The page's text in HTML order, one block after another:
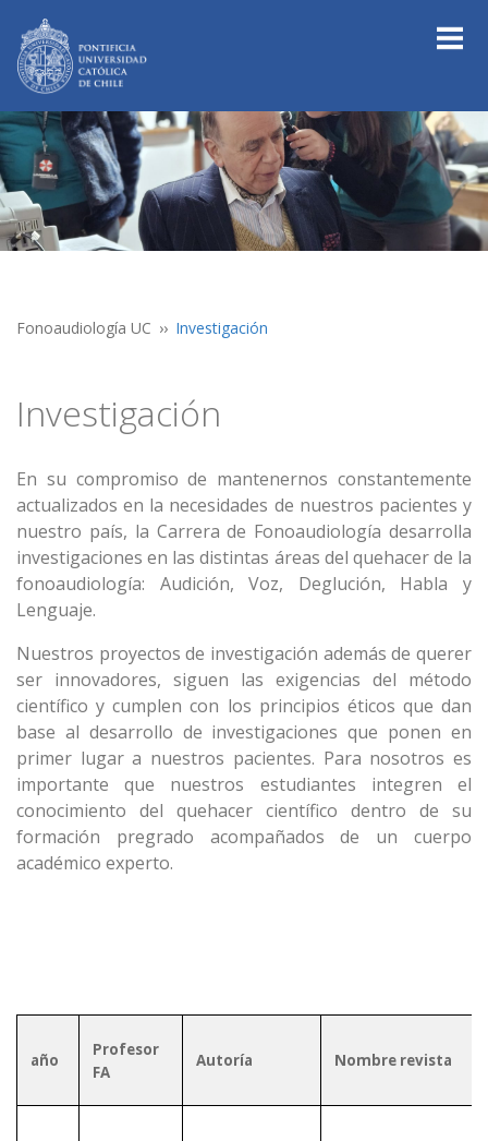
Fonoaudiología UC Investigación
Investigación
En su compromiso de mantenernos constantemente
actualizados en la necesidades de nuestros pacientes y
nuestro país, la Carrera de Fonoaudiología desarrolla
investigaciones en las distintas áreas del quehacer de la
fonoaudiología: Audición, Voz, Deglución, Habla y
Lenguaje.
Nuestros proyectos de investigación además de querer
ser innovadores, siguen las exigencias del método
científico y cumplen con los principios éticos que dan
base al desarrollo de investigaciones que ponen en
primer lugar a nuestros pacientes. Para nosotros es
importante que nuestros estudiantes integren el
conocimiento del quehacer científico dentro de su
formación pregrado acompañados de un cuerpo
académico experto.
año
Profesor
FA
Autoría Nombre revista